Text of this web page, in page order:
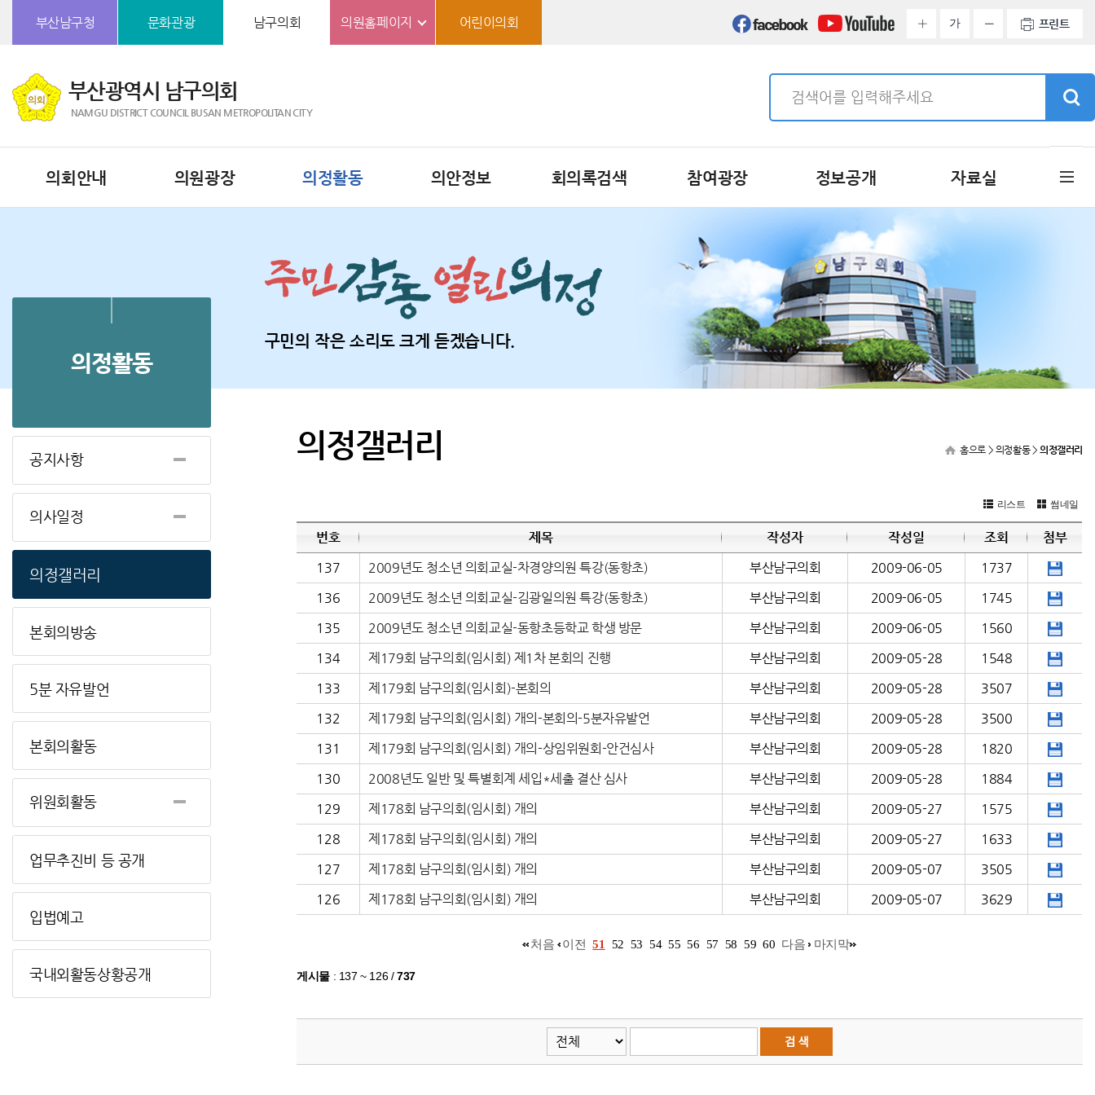
부산남구청
문화관광 남구의회 의원홈페이지 어린이의회 가 프린트
부산광역시 남구의회
NAMGU DISTRICT COUNCIL BUSAN METROPOLITAN CITY
의회안내 의원광장 의정활동 의안정보 회의록검색 참여광장 정보공개 자료실
구민의 작은 소리도 크게 듣겠습니다.
의정활동
공지사항
의사일정
의정갤러리
본회의방송
5분 자유발언
본회의활동
위원회활동
업무추진비 등 공개
입법예고
국내외활동상황공개
의정갤러리 홈으로 > 의정활동 > 의정갤러리
리스트 썸네일
번호 제목 작성자 작성일 조회
첨부
137
2009년도 청소년 의회교실-차경양의원 특강(동항초) 부산남구의회 2009-06-05
1737
136
2009년도 청소년 의회교실-김광일의원 특강(동항초) 부산남구의회 2009-06-05
1745
135
2009년도 청소년 의회교실-동항초등학교 학생 방문 부산남구의회 2009-06-05
1560
134
제179회 남구의회(임시회) 제1차 본회의 진행 부산남구의회 2009-05-28
1548
133
제179회 남구의회(임시회)-본회의 부산남구의회 2009-05-28
3507
132
제179회 남구의회(임시회) 개의-본회의-5분자유발언 부산남구의회 2009-05-28
3500
131
제179회 남구의회(임시회) 개의-상임위원회-안건심사 부산남구의회 2009-05-28
1820
130
2008년도 일반 및 특별회계 세입*세출 결산 심사 부산남구의회 2009-05-28
1884
129
제178회 남구의회(임시회) 개의 부산남구의회 2009-05-27
1575
128
제178회 남구의회(임시회) 개의 부산남구의회 2009-05-27
1633
127
제178회 남구의회(임시회) 개의 부산남구의회 2009-05-07
3505
126
제178회 남구의회(임시회) 개의 부산남구의회 2009-05-07 3629
처음 이전 51 52 53 54 55 56 57 58 59 60 다음 마지막
게시물 : 137 ~ 126/737